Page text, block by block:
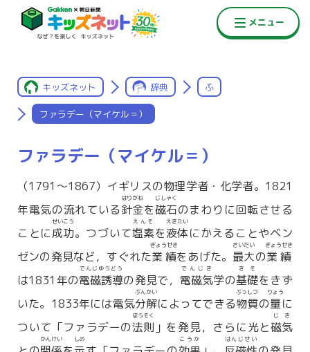
キッズネット 辞典 ふ
ファラデー（マイケル＝）
ファラデー（マイケル＝）
（1791〜1867）イギリスの物理学者・化学者。1821
年電気の流れている針金
はりがね
を磁石
じしゃく
のまわりに回転させる
ことに成功
せいこう
。つづいて塩素
えんそ
を液体
えきたい
にかえることやベン
ゼンの発見など，すぐれた業績
ぎょうせき
をあげた。 最大
さいだい
の業績
ぎょうせき
は1831年の電磁誘導
でんじゆうどう
の発見で， 電磁気
でんじき
学の基礎
きそ
をきず
いた。1833年には電気分解
ぶんかい
によってできる物質
ぶっしつ
の量
りょう
に
ついて「ファラデーの法則
ほうそく
」を発見，さらに光と磁気
じき
かんけい しめ こうか はんじせい